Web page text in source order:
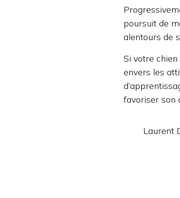
poursuit de
alentours de
Si votre
envers les
favoriser son
Laurent